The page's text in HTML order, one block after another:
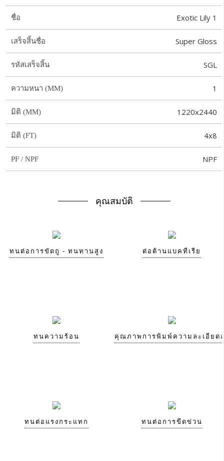
ชื่อ Exotic Lily 1
เสร็จสิ้นชื่อ Super Gloss
รหัสเสร็จสิ้น SGL
ความหนา (MM) 1
มิติ (MM) 1220x2440
มิติ (FT) 4x8
PF / NPF NPF
คุณสมบัติ
ทนต่อการขัดถู - ทนทานสูง ต่อต้านแบคทีเรีย
ทนความร้อน คุณภาพการพิมพ์ความละเอียด
ทนต่อแรงกระแทก ทนต่อการขีดข่วน